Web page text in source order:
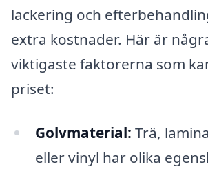
lackering och
extra kostnader. Här är
viktigaste faktorerna som
priset:
Golvmaterial: Trä,
eller vinyl har olika